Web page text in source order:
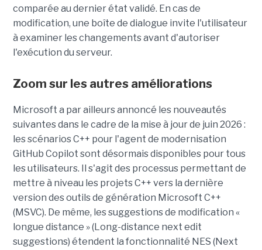
comparée au dernier état validé. En cas de
modification, une boîte de dialogue invite l'utilisateur
à examiner les changements avant d'autoriser
l'exécution du serveur.
Zoom sur les autres améliorations
Microsoft a par ailleurs annoncé les nouveautés
suivantes dans le cadre de la mise à jour de juin 2026 :
les scénarios C++ pour l'agent de modernisation
GitHub Copilot sont désormais disponibles pour tous
les utilisateurs. Il s'agit des processus permettant de
mettre à niveau les projets C++ vers la dernière
version des outils de génération Microsoft C++
(MSVC). De même, les suggestions de modification «
longue distance » (Long-distance next edit
suggestions) étendent la fonctionnalité NES (Next